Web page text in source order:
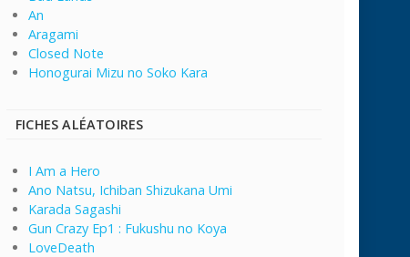
An
Aragami
Closed Note
Honogurai Mizu no Soko Kara
FICHES ALÉATOIRES
I Am a Hero
Ano Natsu, Ichiban Shizukana Umi
Karada Sagashi
Gun Crazy Ep1 : Fukushu no Koya
LoveDeath